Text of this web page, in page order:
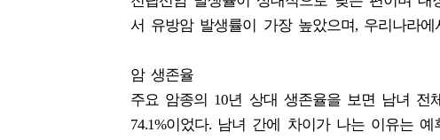
서 유방암 발생률이 가장 높았으며, 우리나라
암 생존율
주요 암종의 10년 상대 생존율을 보면 남녀 전
74.1%이었다. 남녀 간에 차이가 나는 이유는